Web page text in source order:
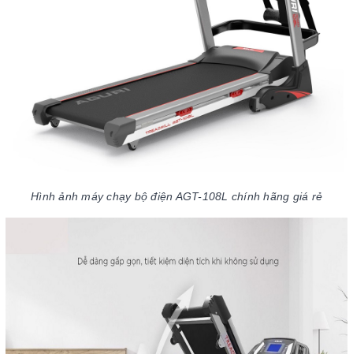
Hình ảnh máy chạy bộ điện AGT-108L chính hãng giá rẻ